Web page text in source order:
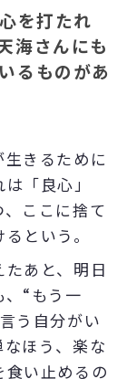
を打たれ
海さんにも
るものがあ
きるために
「良心」
ここに捨て
という。
たあと、明日
“もう一
う自分がい
ほう、楽な
い止めるの